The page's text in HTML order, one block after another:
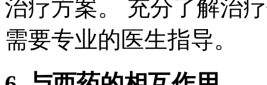
治疗方案。 充分了解治
需要专业的医生指导。